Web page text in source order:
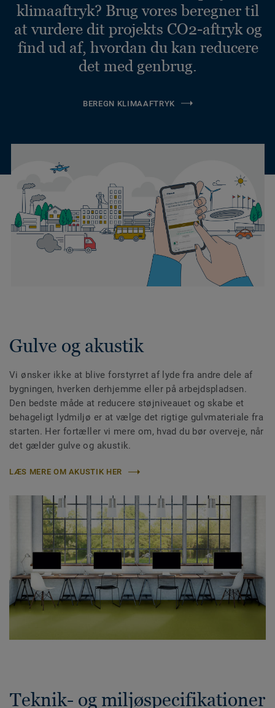
klimaaftryk? Brug vores beregner til
at vurdere dit projekts CO2-aftryk og
find ud af, hvordan du kan reducere
det med genbrug.
BEREGN KLIMAAFTRYK
Gulve og akustik
Vi ønsker ikke at blive forstyrret af lyde fra andre dele af
bygningen, hverken derhjemme eller på arbejdspladsen.
Den bedste måde at reducere støjniveauet og skabe et
behageligt lydmiljø er at vælge det rigtige gulvmateriale fra
starten. Her fortæller vi mere om, hvad du bør overveje, når
det gælder gulve og akustik.
LÆS MERE OM AKUSTIK HER
Teknik- og miljøspecifikationer